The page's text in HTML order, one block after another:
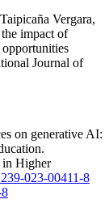
Vergara,
impact of
Journal of
on generative AI:
in Higher
023-00411-8